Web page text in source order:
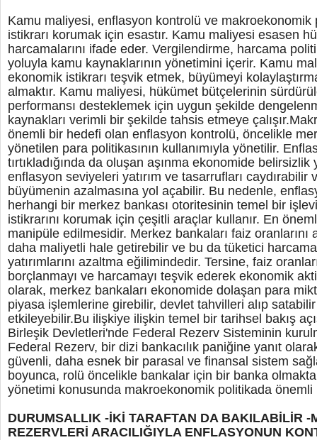
Kamu maliyesi, enflasyon kontrolü ve makroekonomik
istikrarı korumak için esastır. Kamu maliyesi esasen
harcamalarını ifade eder. Vergilendirme, harcama
yoluyla kamu kaynaklarının yönetimini içerir. Kamu
ekonomik istikrarı teşvik etmek, büyümeyi
almaktır. Kamu maliyesi, hükümet bütçelerinin
performansı desteklemek için uygun şekilde
kaynakları verimli bir şekilde tahsis etmeye
önemli bir hedefi olan enflasyon kontrolü, öncelikle
yönetilen para politikasının kullanımıyla yönetilir.
tırtıkladığında da oluşan aşınma ekonomide
enflasyon seviyeleri yatırım ve tasarrufları caydırabilir
büyümenin azalmasına yol açabilir. Bu nedenle,
herhangi bir merkez bankası otoritesinin temel bir
istikrarını korumak için çeşitli araçlar kullanır. En
manipüle edilmesidir. Merkez bankaları faiz oranlarını
daha maliyetli hale getirebilir ve bu da tüketici
yatırımlarını azaltma eğilimindedir. Tersine, faiz
borçlanmayı ve harcamayı teşvik ederek ekonomik
olarak, merkez bankaları ekonomide dolaşan para
piyasa işlemlerine girebilir, devlet tahvilleri alıp
etkileyebilir.Bu ilişkiye ilişkin temel bir tarihsel bakış
Birleşik Devletleri'nde Federal Rezerv Sisteminin
Federal Rezerv, bir dizi bankacılık paniğine yanıt
güvenli, daha esnek bir parasal ve finansal sistem
boyunca, rolü öncelikle bankalar için bir banka
yönetimi konusunda makroekonomik politikada
DURUMSALLIK -İKİ TARAFTAN DA BAKILABİLİR -
REZERVLERİ ARACILIĞIYLA ENFLASYONUN